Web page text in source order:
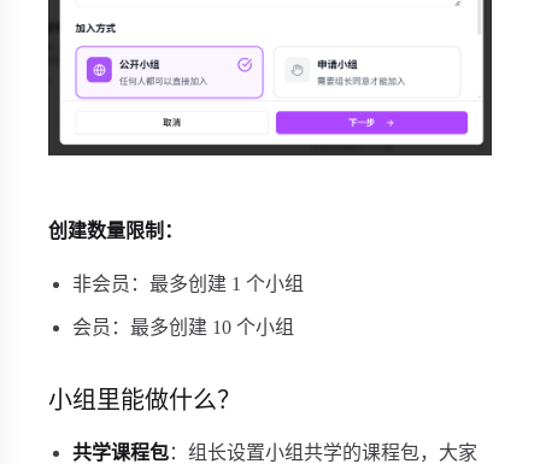
创建数量限制：
非会员：最多创建 1 个小组
会员：最多创建 10 个小组
小组里能做什么？
共学课程包：组长设置小组共学的课程包，大家